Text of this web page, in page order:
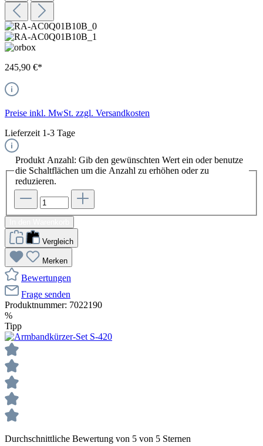
245,90 €*
Preise inkl. MwSt. zzgl. Versandkosten
Lieferzeit 1-3 Tage
Produkt Anzahl: Gib den gewünschten Wert ein oder benutze
die Schaltflächen um die Anzahl zu erhöhen oder zu
reduzieren.
Vergleich
Merken
Bewertungen
Frage senden
Produktnummer: 7022190
%
Tipp
Durchschnittliche Bewertung von 5 von 5 Sternen